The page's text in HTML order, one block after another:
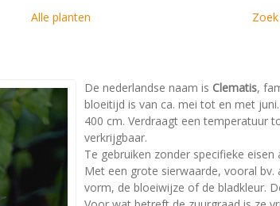
Alle planten
De nederlandse naam is Clematis,
bloeitijd is van ca. mei tot en met
400 cm. Verdraagt een temperatuur
verkrijgbaar.
Te gebruiken zonder specifieke eisen
Met een grote sierwaarde, vooral
vorm, de bloeiwijze of de bladkleur.